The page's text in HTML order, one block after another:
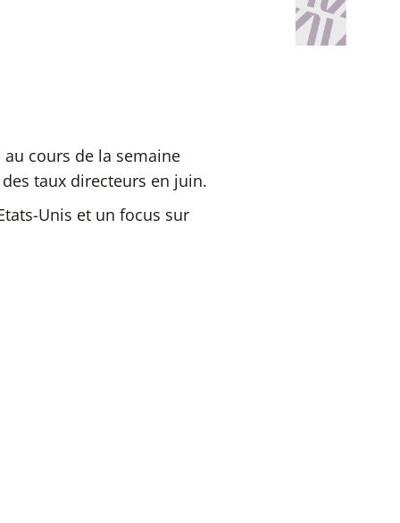
cours de la semaine
taux directeurs en juin.
Unis et un focus sur